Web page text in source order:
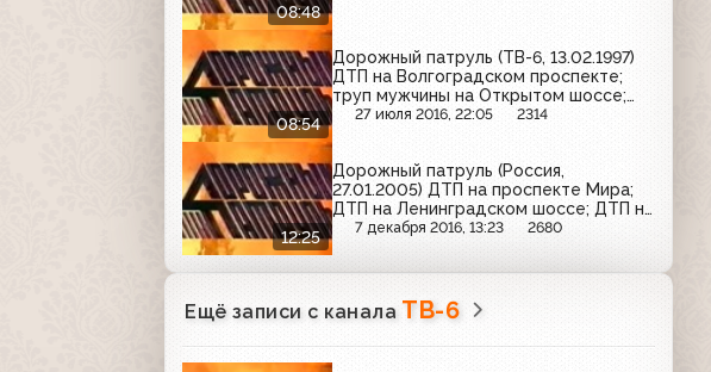
08:48
08:54
Дорожный патруль (ТВ-6, 13.02.1997)
ДТП на Волгоградском проспекте;
труп мужчины на Открытом шоссе;
ДТП на проспекте Андропова
27 июля 2016, 22:05 2314
12:25
Дорожный патруль (Россия,
27.01.2005) ДТП на проспекте Мира;
ДТП на Ленинградском шоссе; ДТП на
Колпачном переулке
7 декабря 2016, 13:23 2680
Ещё записи с канала ТВ-6